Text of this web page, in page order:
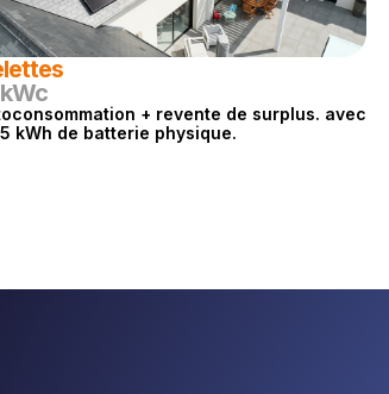
+ revente de surplus. avec
kWh de batterie physique.